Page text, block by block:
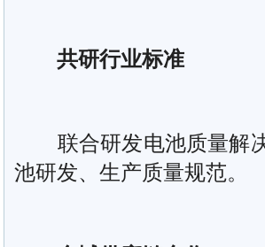
共研行业标准
联合研发电池质量解决
池研发、生产质量规范。